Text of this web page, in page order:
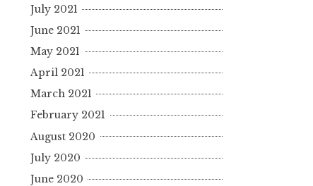
July 2021
June 2021
May 2021
April 2021
March 2021
February 2021
August 2020
July 2020
June 2020